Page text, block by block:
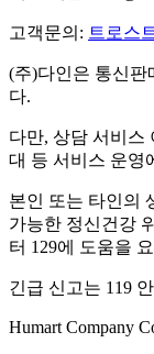
고객문의: 트로스
(주)다인은 통신판
다.
다만, 상담 서비스
대 등 서비스 운영
본인 또는 타인의
가능한 정신건강
터 129에 도움을
긴급 신고는 119
Humart Company